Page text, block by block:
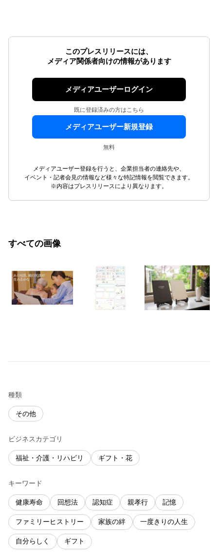
このプレスリリースには、
メディア関係者向けの情報があります
メディアユーザーログイン
既に登録済みの方はこちら
メディアユーザー新規登録
無料
メディアユーザー登録を行うと、企業担当者の連絡先や、
イベント・記者会見の情報など様々な特記情報を閲覧できます。
※内容はプレスリリースにより異なります。
すべての画像
種類
その他
ビジネスカテゴリ
福祉・介護・リハビリ ギフト・花
キーワード
健康寿命 回想法 認知症 親孝行 記憶
ファミリーヒストリー 家族の絆 一度きりの人生
自分らしく ギフト